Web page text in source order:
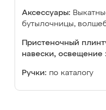
Аксессуары:
бутылочницы,
Пристеночный
навески, освещение :
Ручки: по каталогу